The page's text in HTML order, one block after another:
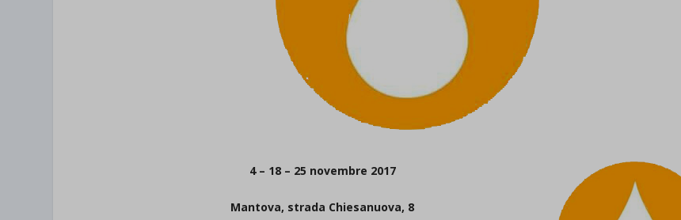
4 – 18 – 25 novembre 2017
Mantova, strada Chiesanuova, 8